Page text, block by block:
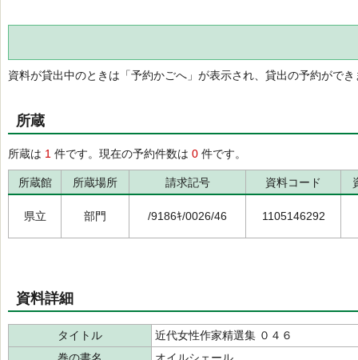
資料が貸出中のときは「予約かごへ」が表示され、貸出の予約ができ
所蔵
所蔵は 1 件です。現在の予約件数は 0 件です。
所蔵館 所蔵場所 請求記号 資料コード
県立 部門 /9186ｷ/0026/46 1105146292
資料詳細
タイトル
近代女性作家精選集 ０４６